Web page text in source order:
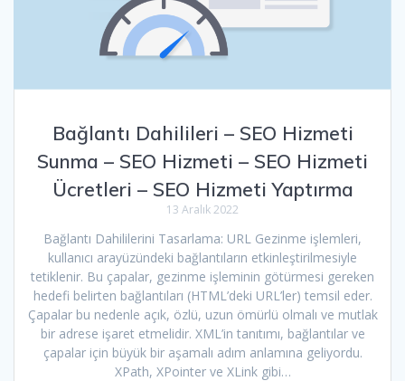
Bağlantı Dahilileri – SEO Hizmeti
Sunma – SEO Hizmeti – SEO Hizmeti
Ücretleri – SEO Hizmeti Yaptırma
13 Aralık 2022
Bağlantı Dahililerini Tasarlama: URL Gezinme işlemleri,
kullanıcı arayüzündeki bağlantıların etkinleştirilmesiyle
tetiklenir. Bu çapalar, gezinme işleminin götürmesi gereken
hedefi belirten bağlantıları (HTML’deki URL’ler) temsil eder.
Çapalar bu nedenle açık, özlü, uzun ömürlü olmalı ve mutlak
bir adrese işaret etmelidir. XML’in tanıtımı, bağlantılar ve
çapalar için büyük bir aşamalı adım anlamına geliyordu.
XPath, XPointer ve XLink gibi…